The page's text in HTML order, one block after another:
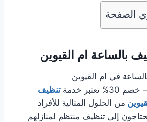
الصفحة
بالساعة ام القيوين
في ام القيوين
– خصم 30% تعتبر خدمة
تنظيف
من الحلول المثالية للأفراد
إلى تنظيف منتظم لمنازلهم